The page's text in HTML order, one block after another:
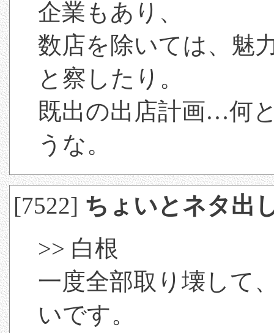
企業もあり、
数店を除いては、魅
と察したり。
既出の出店計画…何
うな。
[7522] ちょいとネタ出
>> 白根
一度全部取り壊して
いです。